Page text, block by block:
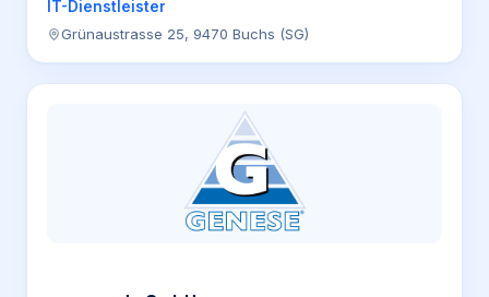
IT-Dienstleister
Grünaustrasse 25, 9470 Buchs (SG)